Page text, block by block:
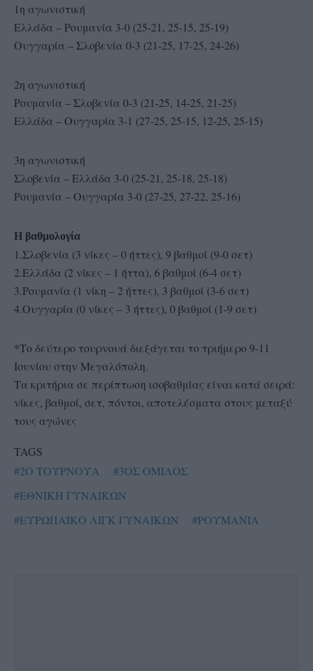
1η αγωνιστική
Ελλάδα – Ρουμανία 3-0 (25-21, 25-15, 25-19)
Ουγγαρία – Σλοβενία 0-3 (21-25, 17-25, 24-26)
2η αγωνιστική
Ρουμανία – Σλοβενία 0-3 (21-25, 14-25, 21-25)
Ελλάδα – Ουγγαρία 3-1 (27-25, 25-15, 12-25, 25-15)
3η αγωνιστική
Σλοβενία – Ελλάδα 3-0 (25-21, 25-18, 25-18)
Ρουμανία – Ουγγαρία 3-0 (27-25, 27-22, 25-16)
Η βαθμολογία
1.Σλοβενία (3 νίκες – 0 ήττες), 9 βαθμοί (9-0 σετ)
2.Ελλάδα (2 νίκες – 1 ήττα), 6 βαθμοί (6-4 σετ)
3.Ρουμανία (1 νίκη – 2 ήττες), 3 βαθμοί (3-6 σετ)
4.Ουγγαρία (0 νίκες – 3 ήττες), 0 βαθμοί (1-9 σετ)
*Το δεύτερο τουρνουά διεξάγεται το τριήμερο 9-11
Ιουνίου στην Μεγαλόπολη.
Τα κριτήρια σε περίπτωση ισοβαθμίας είναι κατά σειρά:
νίκες, βαθμοί, σετ, πόντοι, αποτελέσματα στους μεταξύ
τους αγώνες
TAGS
#2Ο ΤΟΥΡΝΟΥΑ
#3ΟΣ ΟΜΙΛΟΣ
#ΕΘΝΙΚΗ ΓΥΝΑΙΚΩΝ
#ΕΥΡΩΠΑΪΚΟ ΛΙΓΚ ΓΥΝΑΙΚΩΝ
#ΡΟΥΜΑΝΙΑ